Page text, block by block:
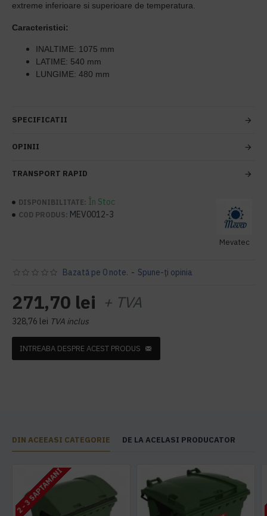
extreme inferioare si superioare de temperatura.
Caracteristici:
INALTIME: 1075 mm
LATIME: 540 mm
LUNGIME: 480 mm
SPECIFICATII
OPINII
TRANSPORT RAPID
DISPONIBILITATE: În Stoc
COD PRODUS: MEV0012-3
Mevatec
Bazată pe 0 note. - Spune-ţi opinia
271,70 lei + TVA
328,76 lei TVA inclus
INTREABA DESPRE ACEST PRODUS
DIN ACEEASI CATEGORIE DE LA ACELASI PRODUCATOR
2 - 3 SAPTAMANI